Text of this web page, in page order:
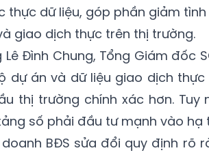
thực dữ liệu, góp phần giảm
giao dịch thực trên thị trường.
Lê Đình Chung, Tổng Giám đốc
dự án và dữ liệu giao dịch
thị trường chính xác hơn.
số phải đầu tư mạnh vào hạ
doanh BĐS sửa đổi quy định rõ